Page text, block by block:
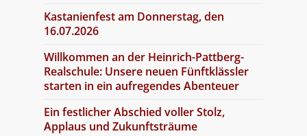
Kastanienfest am Donnerstag, den
16.07.2026
Willkommen an der Heinrich-Pattberg-
Realschule: Unsere neuen Fünftklässler
starten in ein aufregendes Abenteuer
Ein festlicher Abschied voller Stolz,
Applaus und Zukunftsträume